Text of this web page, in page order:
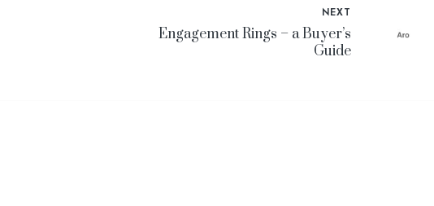
NEXT
Engagement Rings – a Buyer’s
Guide